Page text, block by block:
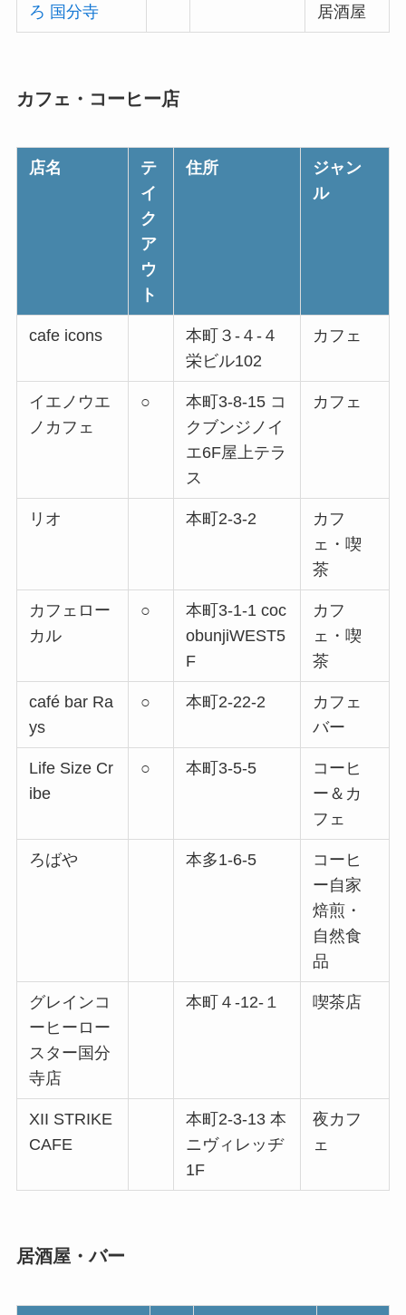
ろ 国分寺
居酒屋
カフェ・コーヒー店
店名
テ
イ
ク
ア
ウ
ト
住所
ジャン
ル
cafe icons
本町３-４-４
栄ビル102
カフェ
イエノウエ
ノカフェ
○
本町3-8-15 コ
クブンジノイ
エ6F屋上テラ
ス
カフェ
リオ 本町2-3-2
カフ
ェ・喫
茶
カフェロー
カル
○
本町3-1-1 coc
obunjiWEST5
F
カフ
ェ・喫
茶
café bar Ra
ys
○ 本町2-22-2
カフェ
バー
Life Size Cr
ibe
○ 本町3-5-5
コーヒ
ー＆カ
フェ
ろばや 本多1-6-5
コーヒ
ー自家
焙煎・
自然食
品
グレインコ
ーヒーロー
スター国分
寺店
本町４-12-１ 喫茶店
XII STRIKE
CAFE
本町2-3-13 本
ニヴィレッヂ
1F
夜カフ
ェ
居酒屋・バー